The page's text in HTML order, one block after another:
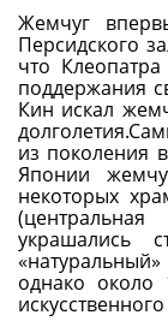
Жемчуг
Персидского
что
поддержания
Кин искал
из поколения
Японии
некоторых
украшались
однако